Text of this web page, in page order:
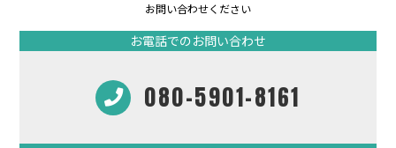
お問い合わせください
お電話でのお問い合わせ
080-5901-8161